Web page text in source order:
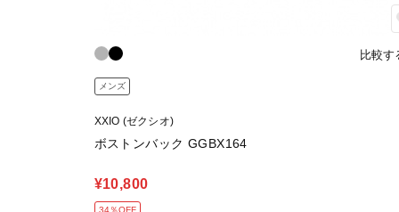
比較す
メンズ
XXIO (ゼクシオ)
ボストンバック GGBX164
¥10,800
34％OFF